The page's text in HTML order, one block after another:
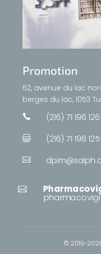
Promotion
62, avenue du lac
berges du lac, 1053
 (216) 71 196 126
 (216) 71 196 125


© 2019-